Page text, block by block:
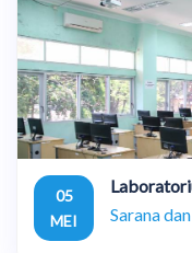
05
MEI
Sarana